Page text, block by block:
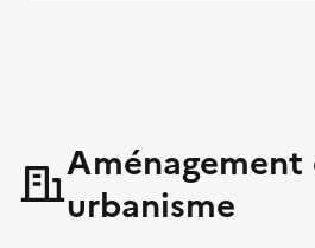
Aménagement
urbanisme